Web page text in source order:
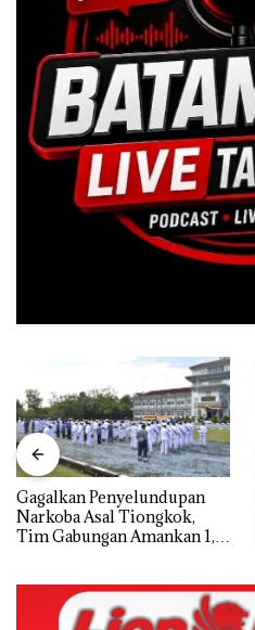
Gagalkan Penyelundupan
Narkoba Asal Tiongkok,
Tim Gabungan Amankan 1,3